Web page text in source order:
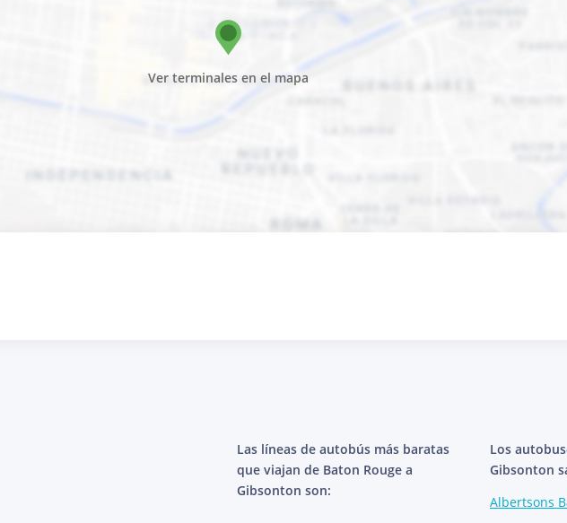
Ver terminales en el mapa
Las líneas de autobús más baratas
que viajan de Baton Rouge a
Gibsonton son:
Los
Gibsonton
Albertsons